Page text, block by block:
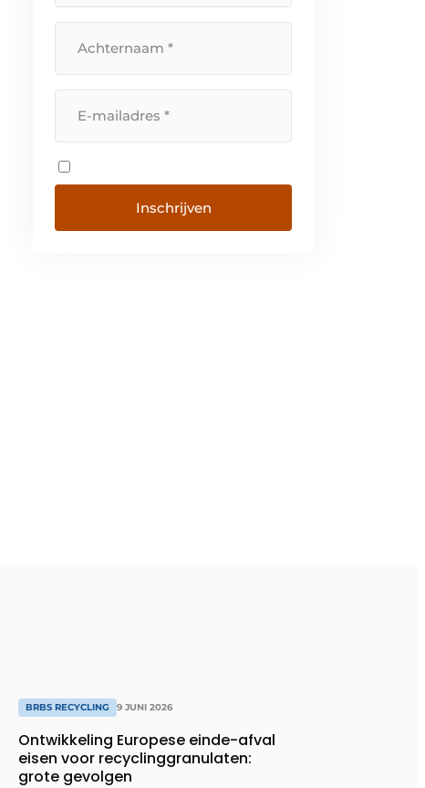
BRBS RECYCLING 9 JUNI 2026
Ontwikkeling Europese einde-afval
eisen voor recyclinggranulaten:
grote gevolgen